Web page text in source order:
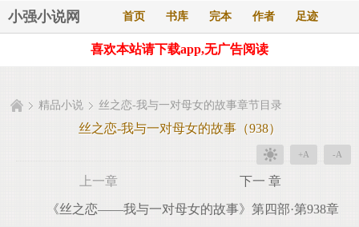
小强小说网 首页 书库 完本 作者 足迹
喜欢本站请下载app,无广告阅读
精品小说 丝之恋-我与一对母女的故事章节目录
丝之恋-我与一对母女的故事（938）
+A -A
上一章 下一 章
《丝之恋——我与一对母女的故事》第四部·第938章